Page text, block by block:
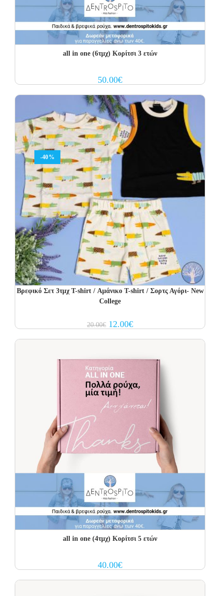
all in one (6τμχ) Κορίτσι 3 ετών
50.00€
-40%
Βρεφικό Σετ 3τμχ T-shirt / Αμάνικο T-shirt / Σορτς Αγόρι- New
College
20.00€ Original
price
12.00€Current
price
all in one (4τμχ) Κορίτσι 5 ετών
40.00€